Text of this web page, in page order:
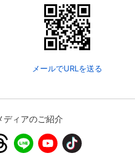
メールでURLを送る
ディアのご紹介